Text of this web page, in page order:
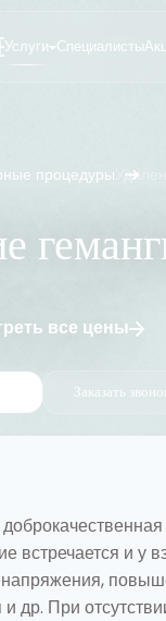
Услуги Специалисты
процедуры
все цены
Заказать
встречается и у
и др. При